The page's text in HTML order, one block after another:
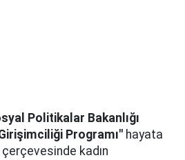
Politikalar Bakanlığı
Programı" hayata
kadın